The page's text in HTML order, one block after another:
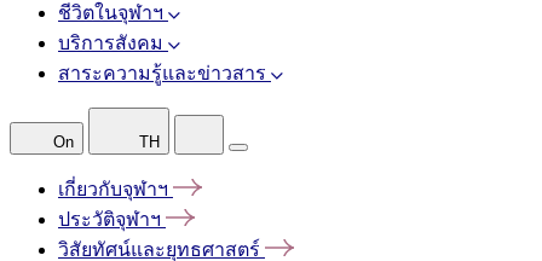
ชีวิตในจุฬาฯ
บริการสังคม
สาระความรู้และข่าวสาร
On TH
เกี่ยวกับจุฬาฯ
ประวัติจุฬาฯ
วิสัยทัศน์และยุทธศาสตร์